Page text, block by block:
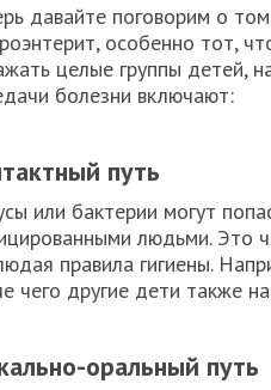
давайте поговорим о
особенно тот,
целые группы детей,
болезни включают:
путь
или бактерии могут
людьми. Это
правила гигиены.
чего другие дети также
оральный путь